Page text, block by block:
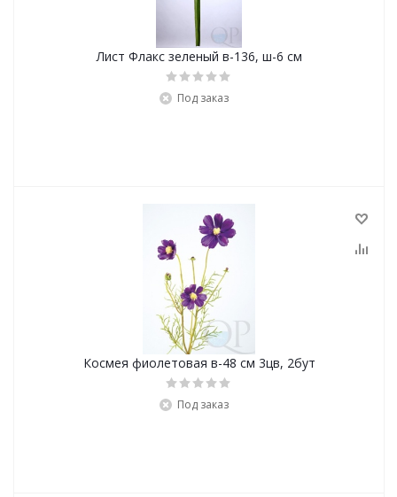
Лист Флакс зеленый в-136, ш-6 см
Под заказ
Космея фиолетовая в-48 см 3цв, 2бут
Под заказ